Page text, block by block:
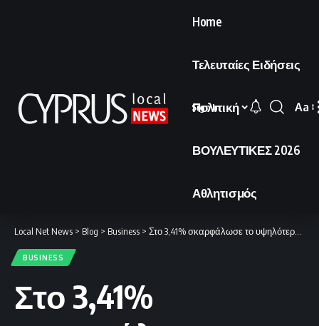
Home
Τελευταίες Ειδήσεις
Πολιτική
ΒΟΥΛΕΥΤΙΚΕΣ 2026
Αθλητισμός
Sign In
Font
Aa
Local Net News > Blog > Business > Στο 3,41% σκαρφάλωσε το υψηλότερο επιτόκιο για στεγαστικά δάνεια τον Ιανουάριο.
BUSINESS
Στο 3,41%